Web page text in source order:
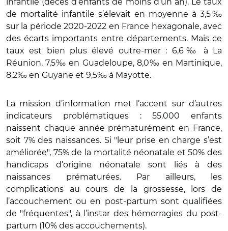
de mortalité infantile s’élevait en moyenne à 3,5‰
sur la période 2020-2022 en France hexagonale, avec
des écarts importants entre départements. Mais ce
taux est bien plus élevé outre-mer : 6,6‰ à La
Réunion, 7,5‰ en Guadeloupe, 8,0‰ en Martinique,
8,2‰ en Guyane et 9,5‰ à Mayotte.
La mission d’information met l’accent sur d’autres
indicateurs problématiques : 55.000 enfants
naissent chaque année prématurément en France,
soit 7% des naissances. Si "leur prise en charge s’est
améliorée", 75% de la mortalité néonatale et 50% des
handicaps d’origine néonatale sont liés à des
naissances prématurées. Par ailleurs, les
complications au cours de la grossesse, lors de
l’accouchement ou en post-partum sont qualifiées
de "fréquentes", à l’instar des hémorragies du post-
partum (10% des accouchements).